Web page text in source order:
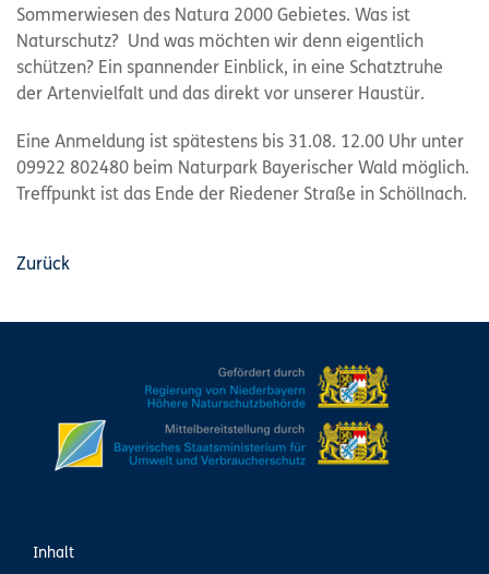
Sommerwiesen des Natura 2000 Gebietes. Was ist
Naturschutz? Und was möchten wir denn eigentlich
schützen? Ein spannender Einblick, in eine Schatztruhe
der Artenvielfalt und das direkt vor unserer Haustür.
Eine Anmeldung ist spätestens bis 31.08. 12.00 Uhr unter
09922 802480 beim Naturpark Bayerischer Wald möglich.
Treffpunkt ist das Ende der Riedener Straße in Schöllnach.
Zurück
Inhalt